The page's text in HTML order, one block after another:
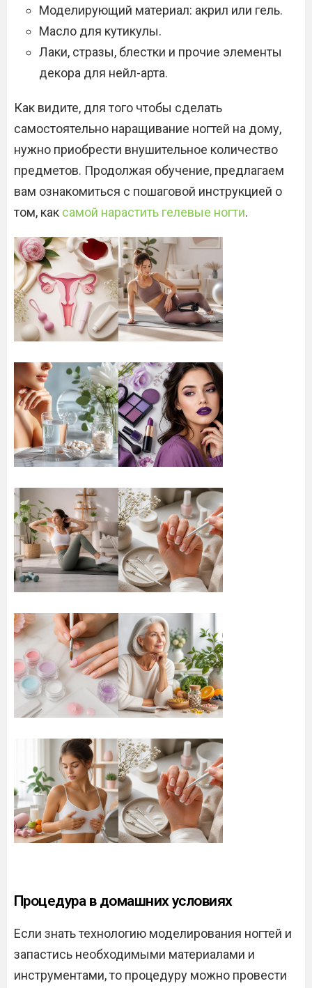
Моделирующий материал: акрил или гель.
Масло для кутикулы.
Лаки, стразы, блестки и прочие элементы
декора для нейл-арта.
Как видите, для того чтобы сделать
самостоятельно наращивание ногтей на дому,
нужно приобрести внушительное количество
предметов. Продолжая обучение, предлагаем
вам ознакомиться с пошаговой инструкцией о
том, как самой нарастить гелевые ногти.
Процедура в домашних условиях
Если знать технологию моделирования ногтей и
запастись необходимыми материалами и
инструментами, то процедуру можно провести